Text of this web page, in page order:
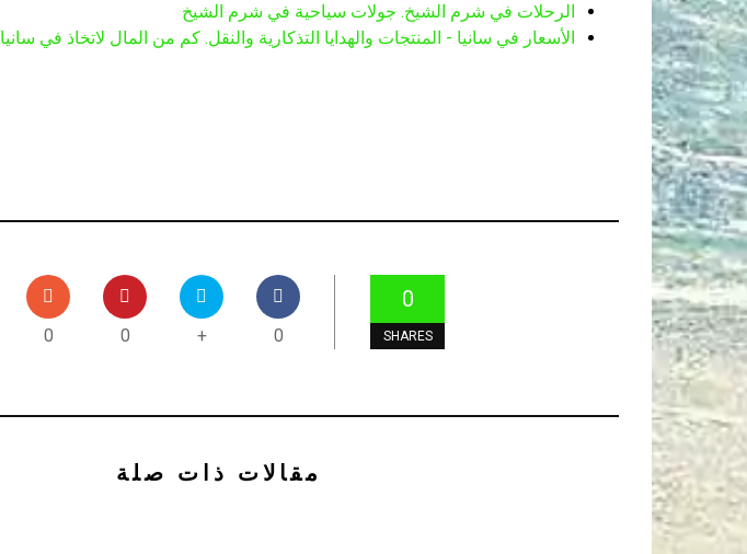
الرحلات في شرم الشيخ. جولات سياحية في شرم الشيخ
الأسعار في سانيا - المنتجات والهدايا التذكارية والنقل. كم من المال لاتخاذ في سانيا
0
SHARES
0
+
0
0
مقالات ذات صلة